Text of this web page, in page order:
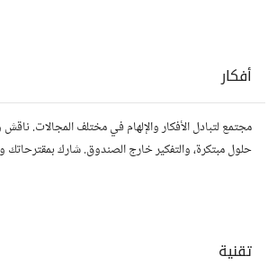
أفكار
مجتمع لتبادل الأفكار والإلهام في مختلف المجالات.
حلول مبتكرة، والتفكير خارج الصندوق. شارك بمقترحاتك
تقنية